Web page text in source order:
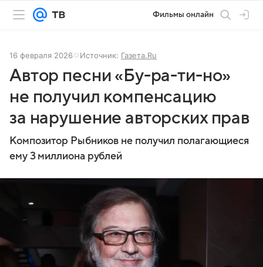
Фильмы онлайн
16 февраля 2026 Источник: Газета.Ru
Автор песни «Бу-ра-ти-но»
не получил компенсацию
за нарушение авторских прав
Композитор Рыбников не получил полагающиеся
ему 3 миллиона рублей